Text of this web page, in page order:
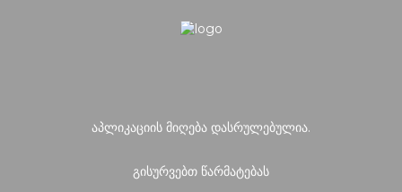
აპლიკაციის მიღება დასრულებულია.
გისურვებთ წარმატებას